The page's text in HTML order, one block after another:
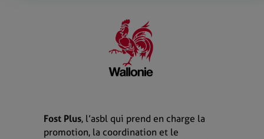
Fost Plus, l’asbl qui prend en charge la
promotion, la coordination et le